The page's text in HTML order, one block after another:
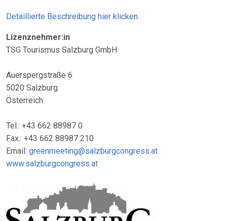
Detaillierte Beschreibung hier klicken
Lizenznehmer:in
TSG Tourismus Salzburg GmbH
Auerspergstraße 6
5020 Salzburg
Österreich
Tel.: +43 662 88987 0
Fax.: +43 662 88987 210
Email: greenmeeting@salzburgcongress.at
www.salzburgcongress.at